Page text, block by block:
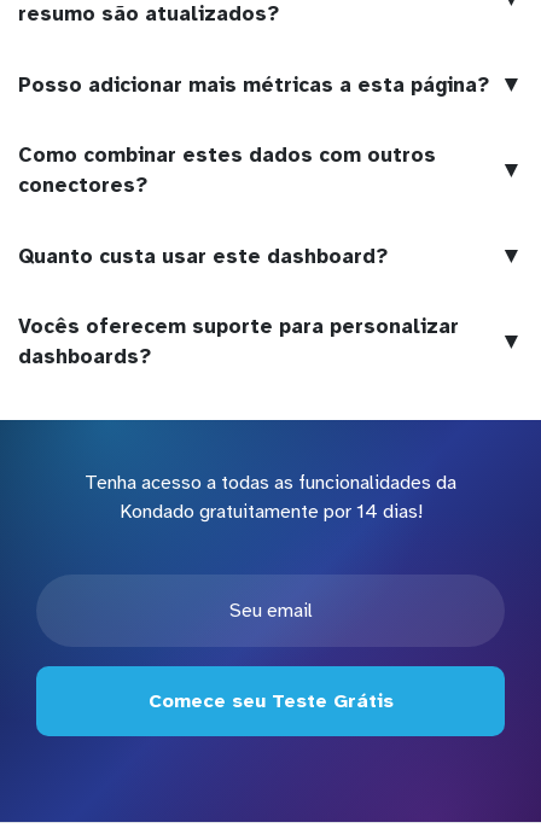
resumo são atualizados?
Posso adicionar mais métricas a esta página? ▼
Como combinar estes dados com outros
conectores?
▼
Quanto custa usar este dashboard? ▼
Vocês oferecem suporte para personalizar
dashboards?
▼
Tenha acesso a todas as funcionalidades da
Kondado gratuitamente por 14 dias!
Comece seu Teste Grátis